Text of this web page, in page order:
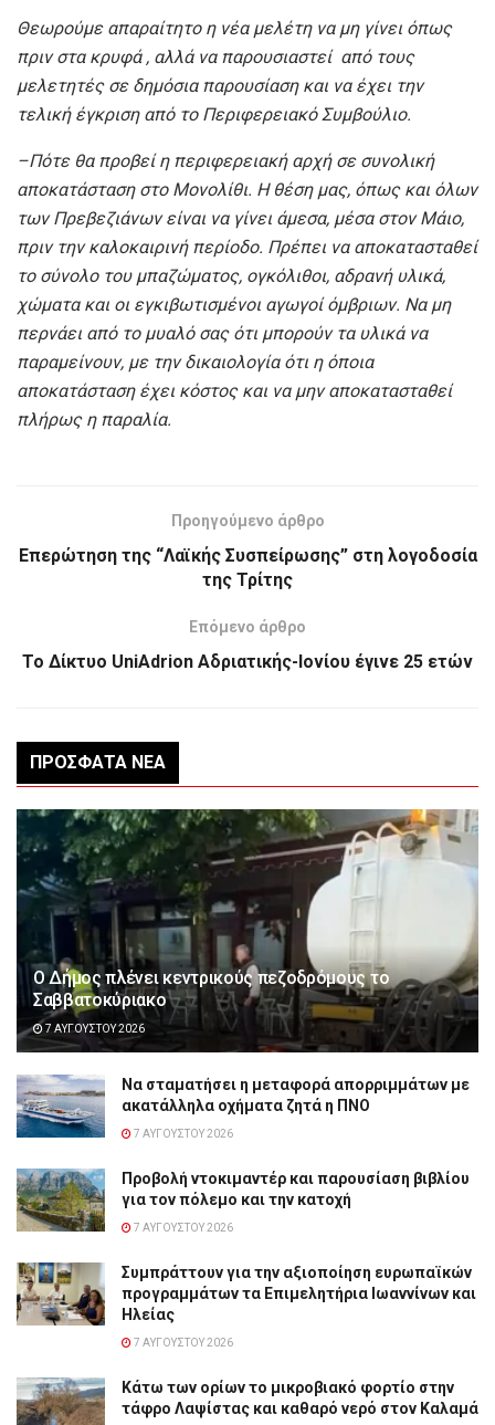
Θεωρούμε απαραίτητο η νέα μελέτη να μη γίνει όπως
πριν στα κρυφά , αλλά να παρουσιαστεί από τους
μελετητές σε δημόσια παρουσίαση και να έχει την
τελική έγκριση από το Περιφερειακό Συμβούλιο.
–Πότε θα προβεί η περιφερειακή αρχή σε συνολική
αποκατάσταση στο Μονολίθι. Η θέση μας, όπως και όλων
των Πρεβεζιάνων είναι να γίνει άμεσα, μέσα στον Μάιο,
πριν την καλοκαιρινή περίοδο. Πρέπει να αποκατασταθεί
το σύνολο του μπαζώματος, ογκόλιθοι, αδρανή υλικά,
χώματα και οι εγκιβωτισμένοι αγωγοί όμβριων. Να μη
περνάει από το μυαλό σας ότι μπορούν τα υλικά να
παραμείνουν, με την δικαιολογία ότι η όποια
αποκατάσταση έχει κόστος και να μην αποκατασταθεί
πλήρως η παραλία.
Προηγούμενο άρθρο
Επερώτηση της “Λαϊκής Συσπείρωσης” στη λογοδοσία
της Τρίτης
Επόμενο άρθρο
Το Δίκτυο UniAdrion Αδριατικής-Ιονίου έγινε 25 ετών
ΠΡΌΣΦΑΤΑ ΝΈΑ
Ο Δήμος πλένει κεντρικούς πεζοδρόμους το
Σαββατοκύριακο
7 ΑΥΓΟΎΣΤΟΥ 2026
Να σταματήσει η μεταφορά απορριμμάτων με
ακατάλληλα οχήματα ζητά η ΠΝΟ
7 ΑΥΓΟΎΣΤΟΥ 2026
Προβολή ντοκιμαντέρ και παρουσίαση βιβλίου
για τον πόλεμο και την κατοχή
7 ΑΥΓΟΎΣΤΟΥ 2026
Συμπράττουν για την αξιοποίηση ευρωπαϊκών
προγραμμάτων τα Επιμελητήρια Ιωαννίνων και
Ηλείας
7 ΑΥΓΟΎΣΤΟΥ 2026
Κάτω των ορίων το μικροβιακό φορτίο στην
τάφρο Λαψίστας και καθαρό νερό στον Καλαμά